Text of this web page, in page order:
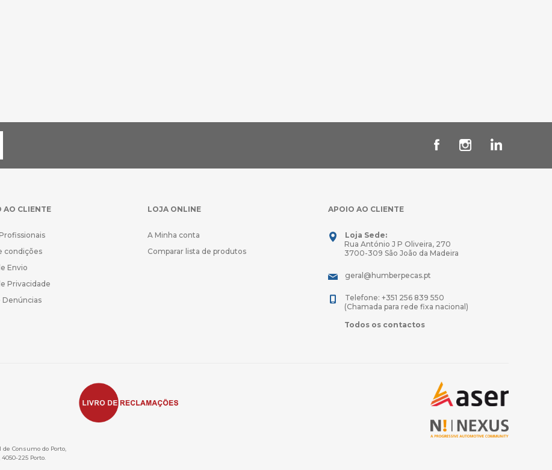
AO CLIENTE
condições
Envio
Privacidade
Denúncias
LOJA ONLINE
A Minha conta
Comparar lista de produtos
APOIO AO CLIENTE
Loja Sede:
Rua António J P Oliveira, 270
3700-309 São João da Madeira
geral@humberpecas.pt
Telefone: +351 256 839 550
(Chamada para rede fixa nacional)
Todos os contactos
Consumo do Porto,
225 Porto.